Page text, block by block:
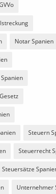
Notar Spanien
Steuern
Steuerrecht
Steuersätze
Unternehmer